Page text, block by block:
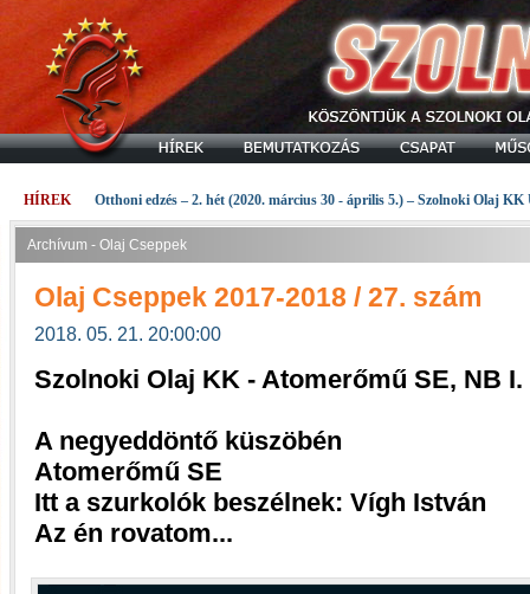
HÍREK Otthoni edzés – 2. hét (2020. március 30 - április 5.) – Szolnoki Olaj KK
Archívum - Olaj Cseppek
Olaj Cseppek 2017-2018 / 27. szám
2018. 05. 21. 20:00:00
Szolnoki Olaj KK - Atomerőmű SE, NB
A negyeddöntő küszöbén
Atomerőmű SE
Itt a szurkolók beszélnek: Vígh István
Az én rovatom...